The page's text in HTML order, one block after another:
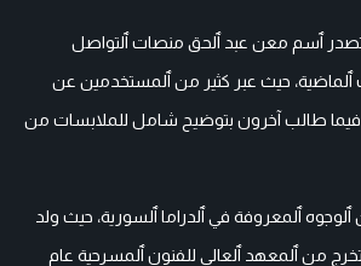
ٱسم معن عبد ٱلحق منصات ٱلتواصل
ٱلماضية، حيث عبر كثير من ٱلمستخدمين عن
فيما طالب آخرون بتوضيح شامل للملابسات من
ٱلمعروفة في ٱلدراما ٱلسورية، حيث ولد
عام 1978، وتخرج من ٱلمعهد ٱلعالي للفنون ٱلمسرحية عام